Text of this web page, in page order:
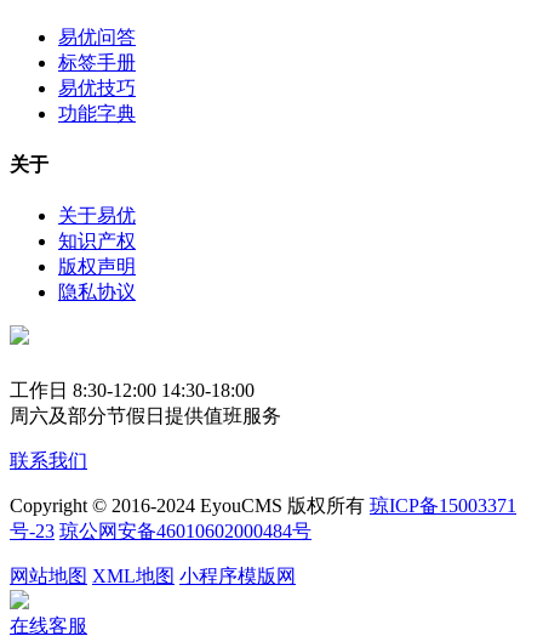
易优问答
标签手册
易优技巧
功能字典
关于
关于易优
知识产权
版权声明
隐私协议
工作日 8:30-12:00 14:30-18:00
周六及部分节假日提供值班服务
联系我们
Copyright © 2016-2024 EyouCMS 版权所有 琼ICP备15003371
号-23 琼公网安备46010602000484号
网站地图 XML地图 小程序模版网
在线客服